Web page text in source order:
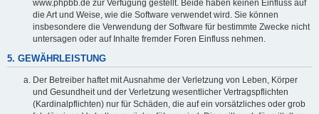
www.phpbb.de zur Verfügung gestellt. Beide haben keinen Einfluss auf
die Art und Weise, wie die Software verwendet wird. Sie können
insbesondere die Verwendung der Software für bestimmte Zwecke nicht
untersagen oder auf Inhalte fremder Foren Einfluss nehmen.
5. GEWÄHRLEISTUNG
Der Betreiber haftet mit Ausnahme der Verletzung von Leben, Körper
und Gesundheit und der Verletzung wesentlicher Vertragspflichten
(Kardinalpflichten) nur für Schäden, die auf ein vorsätzliches oder grob